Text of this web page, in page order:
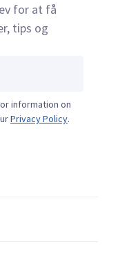
for at få
tips og
information on
Privacy Policy.